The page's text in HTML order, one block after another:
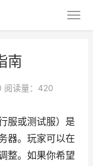
南
阅读量：420
服或测试服）是
器。玩家可以在
整。如果你希望